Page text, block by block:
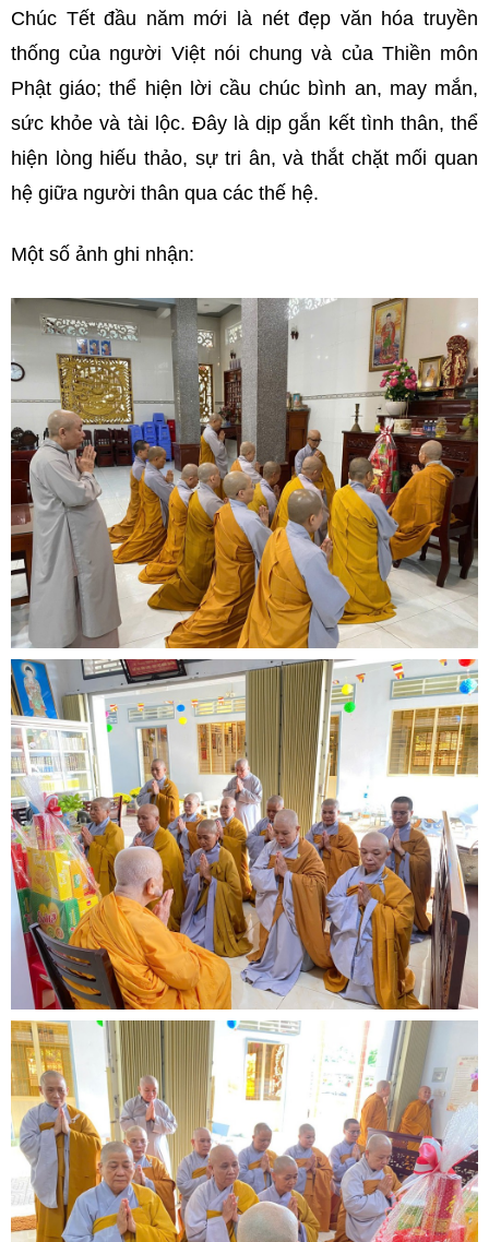
Chúc Tết đầu năm mới là nét đẹp văn hóa truyền
thống của người Việt nói chung và của Thiền môn
Phật giáo; thể hiện lời cầu chúc bình an, may mắn,
sức khỏe và tài lộc. Đây là dịp gắn kết tình thân, thể
hiện lòng hiếu thảo, sự tri ân, và thắt chặt mối quan
hệ giữa người thân qua các thế hệ.
Một số ảnh ghi nhận: